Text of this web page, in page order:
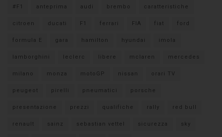
#F1 anteprima audi brembo caratteristiche
citroen ducati F1 ferrari FIA fiat ford
formula E gara hamilton hyundai imola
lamborghini leclerc libere mclaren mercedes
milano monza motoGP nissan orari TV
peugeot pirelli pneumatici porsche
presentazione prezzi qualifiche rally red bull
renault sainz sebastian vettel sicurezza sky